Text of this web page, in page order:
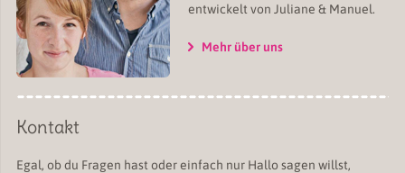
entwickelt von Juliane & Manuel.
Mehr über uns
Kontakt
Egal, ob du Fragen hast oder einfach nur Hallo sagen willst,